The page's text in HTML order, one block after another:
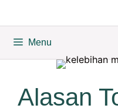
Menu
Alasan